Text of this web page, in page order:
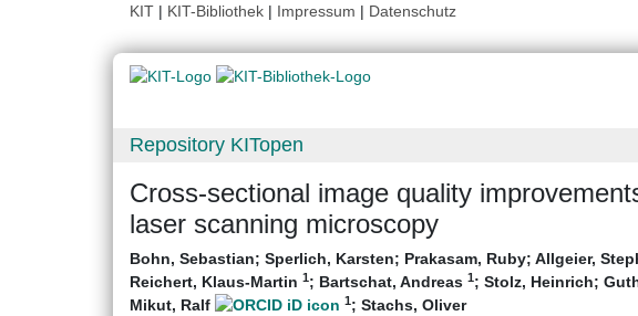
KIT | KIT-Bibliothek | Impressum | Datenschutz
Repository KITopen
Cross-sectional image quality
laser scanning microscopy
Bohn, Sebastian; Sperlich, Karsten; Prakasam, Ruby; Allgeier,
Reichert, Klaus-Martin 1; Bartschat, Andreas 1; Stolz, Heinrich;
Mikut, Ralf
1; Stachs, Oliver